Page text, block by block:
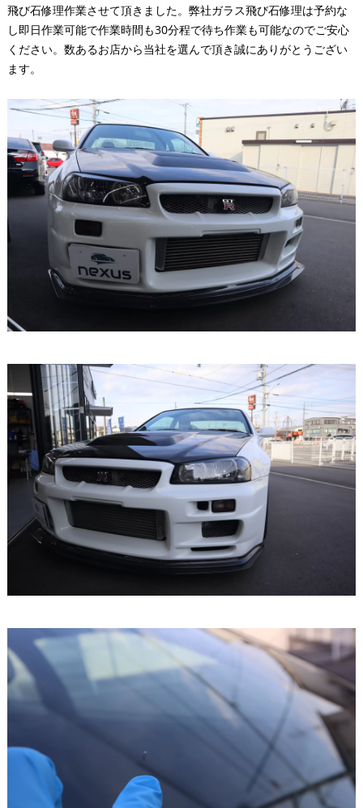
飛び石修理作業させて頂きました。弊社ガラス飛び石修理は予約な
し即日作業可能で作業時間も30分程で待ち作業も可能なのでご安心
ください。数あるお店から当社を選んで頂き誠にありがとうござい
ます。